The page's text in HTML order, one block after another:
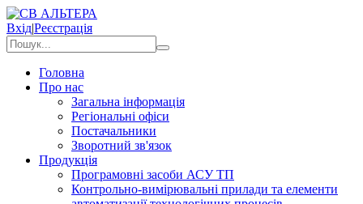
Вхід|Реєстрація
Головна
Про нас
Загальна інформація
Регіональні офіси
Постачальники
Зворотний зв'язок
Продукція
Програмовні засоби АСУ ТП
Контрольно-вимірювальні прилади та елементи